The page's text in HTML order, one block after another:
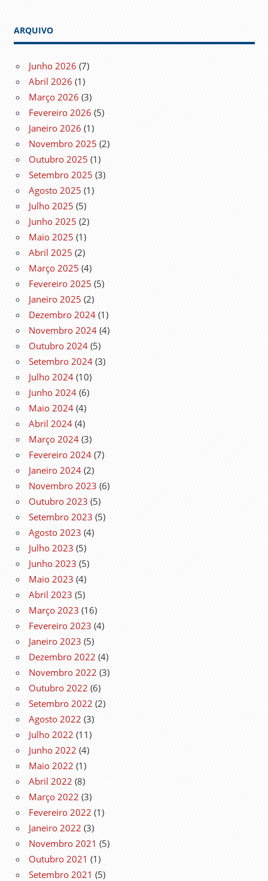
ARQUIVO
Junho 2026 (7)
Abril 2026 (1)
Março 2026 (3)
Fevereiro 2026 (5)
Janeiro 2026 (1)
Novembro 2025 (2)
Outubro 2025 (1)
Setembro 2025 (3)
Agosto 2025 (1)
Julho 2025 (5)
Junho 2025 (2)
Maio 2025 (1)
Abril 2025 (2)
Março 2025 (4)
Fevereiro 2025 (5)
Janeiro 2025 (2)
Dezembro 2024 (1)
Novembro 2024 (4)
Outubro 2024 (5)
Setembro 2024 (3)
Julho 2024 (10)
Junho 2024 (6)
Maio 2024 (4)
Abril 2024 (4)
Março 2024 (3)
Fevereiro 2024 (7)
Janeiro 2024 (2)
Novembro 2023 (6)
Outubro 2023 (5)
Setembro 2023 (5)
Agosto 2023 (4)
Julho 2023 (5)
Junho 2023 (5)
Maio 2023 (4)
Abril 2023 (5)
Março 2023 (16)
Fevereiro 2023 (4)
Janeiro 2023 (5)
Dezembro 2022 (4)
Novembro 2022 (3)
Outubro 2022 (6)
Setembro 2022 (2)
Agosto 2022 (3)
Julho 2022 (11)
Junho 2022 (4)
Maio 2022 (1)
Abril 2022 (8)
Março 2022 (3)
Fevereiro 2022 (1)
Janeiro 2022 (3)
Novembro 2021 (5)
Outubro 2021 (1)
Setembro 2021 (5)